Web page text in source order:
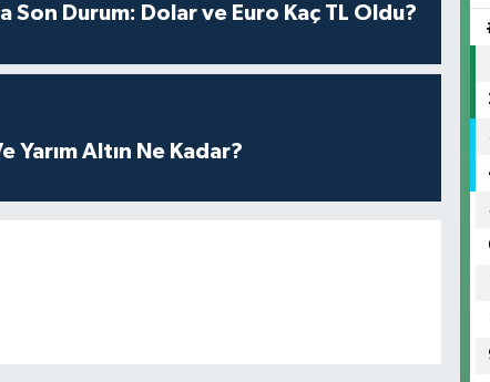
Son Durum: Dolar ve Euro Kaç TL Oldu?
Yarım Altın Ne Kadar?